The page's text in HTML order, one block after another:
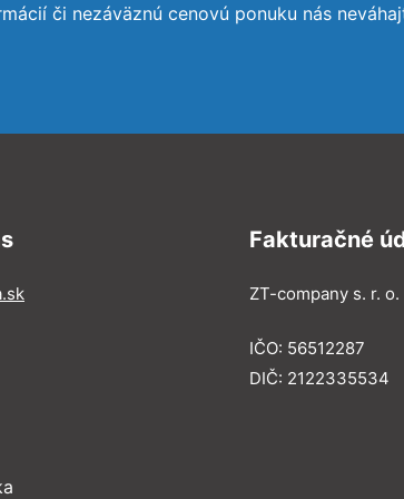
či nezáväznú cenovú ponuku nás
Fakturačné
ZT-company s. r. o.
IČO: 56512287
DIČ: 2122335534